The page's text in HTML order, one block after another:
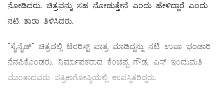
ನೋಡಿದರು. ಚಿತ್ರವನ್ನು ಸಹ‌ ನೋಡುತ್ತೇನೆ ಎಂದು ಹೇಳಿದ್ದಾರೆ ಎಂದು
ನಟಿ ತಾರಾ ತಿಳಿಸಿದರು.
"ಸೈನೈಡ್" ಚಿತ್ರದಲ್ಲಿ ಟೆರರಿಸ್ಟ್ ಪಾತ್ರ ಮಾಡಿದ್ದನ್ನು ನಟಿ ಉಷಾ ಭಂಡಾರಿ
ನೆನಪಿಕೊಂಡರು. ನಿರ್ಮಾಪಕರಾದ ಕೆಂಚಪ್ಪ ಗೌಡ, ಎಸ್ ಇಂದುಮತಿ
ಮುಂತಾದವರು ಪತ್ರಿಕಾಗೋಷ್ಠಿಯಲ್ಲಿ ಉಪಸ್ಥಿತರಿದ್ದರು.